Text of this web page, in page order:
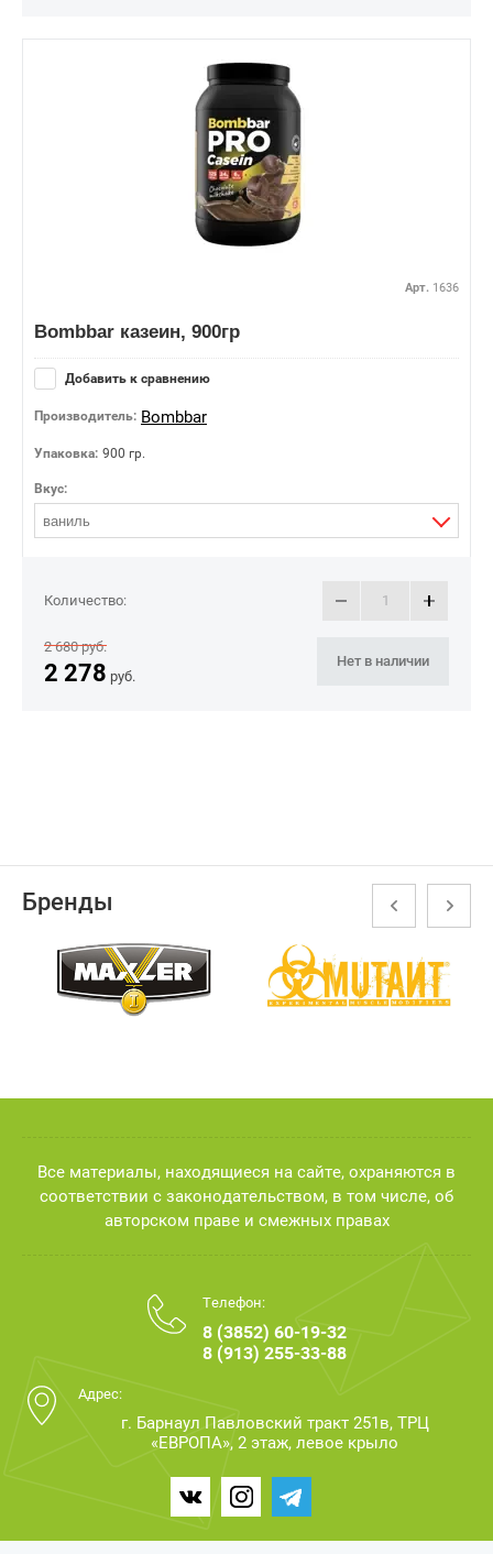
Арт. 1636
Bombbar казеин, 900гр
Добавить к сравнению
Производитель: Bombbar
Упаковка: 900 гр.
Вкус:
ваниль
Количество:
2 680руб.
2 278 руб.
Нет в наличии
Бренды
Телефон:
8 (3852) 60-19-32
8 (913) 255-33-88
Адрес:
г. Барнаул Павловский тракт 251в, ТРЦ
«ЕВРОПА», 2 этаж, левое крыло
Все материалы, находящиеся на сайте, охраняются в
соответствии с законодательством, в том числе, об
авторском праве и смежных правах